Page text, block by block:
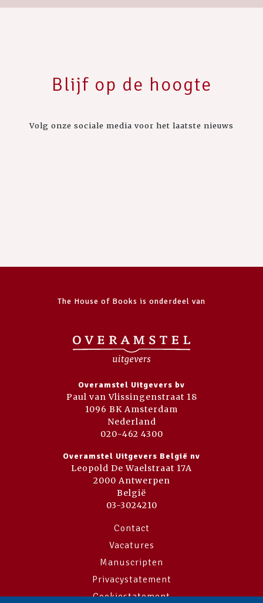
Blijf op de hoogte
Volg onze sociale media voor het laatste nieuws
The House of Books is onderdeel van
Overamstel Uitgevers bv
Paul van Vlissingenstraat 18
1096 BK Amsterdam
Nederland
020-462 4300
Overamstel Uitgevers België nv
Leopold De Waelstraat 17A
2000 Antwerpen
België
03-3024210
Contact
Vacatures
Manuscripten
Privacystatement
Cookiestatement